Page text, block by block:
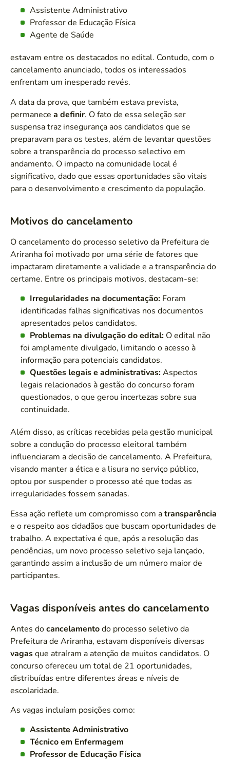
Assistente Administrativo
Professor de Educação Física
Agente de Saúde
estavam entre os destacados no edital. Contudo, com o
cancelamento anunciado, todos os interessados
enfrentam um inesperado revés.
A data da prova, que também estava prevista,
permanece a definir. O fato de essa seleção ser
suspensa traz insegurança aos candidatos que se
preparavam para os testes, além de levantar questões
sobre a transparência do processo selectivo em
andamento. O impacto na comunidade local é
significativo, dado que essas oportunidades são vitais
para o desenvolvimento e crescimento da população.
Motivos do cancelamento
O cancelamento do processo seletivo da Prefeitura de
Ariranha foi motivado por uma série de fatores que
impactaram diretamente a validade e a transparência do
certame. Entre os principais motivos, destacam-se:
Irregularidades na documentação: Foram
identificadas falhas significativas nos documentos
apresentados pelos candidatos.
Problemas na divulgação do edital: O edital não
foi amplamente divulgado, limitando o acesso à
informação para potenciais candidatos.
Questões legais e administrativas:Aspectos
legais relacionados à gestão do concurso foram
questionados, o que gerou incertezas sobre sua
continuidade.
Além disso, as críticas recebidas pela gestão municipal
sobre a condução do processo eleitoral também
influenciaram a decisão de cancelamento. A Prefeitura,
visando manter a ética e a lisura no serviço público,
optou por suspender o processo até que todas as
irregularidades fossem sanadas.
Essa ação reflete um compromisso com atransparência
e o respeito aos cidadãos que buscam oportunidades de
trabalho. A expectativa é que, após a resolução das
pendências, um novo processo seletivo seja lançado,
garantindo assim a inclusão de um número maior de
participantes.
Vagas disponíveis antes do cancelamento
Antes docancelamentodo processo seletivo da
Prefeitura de Ariranha, estavam disponíveis diversas
vagasque atraíram a atenção de muitos candidatos. O
concurso ofereceu um total de 21 oportunidades,
distribuídas entre diferentes áreas e níveis de
escolaridade.
As vagas incluíam posições como:
Assistente Administrativo
Técnico em Enfermagem
Professor de Educação Física